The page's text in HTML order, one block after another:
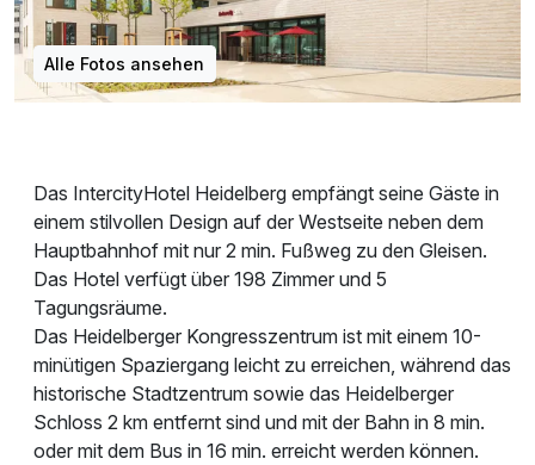
Alle Fotos ansehen
Das IntercityHotel Heidelberg empfängt seine Gäste in
einem stilvollen Design auf der Westseite neben dem
Hauptbahnhof mit nur 2 min. Fußweg zu den Gleisen.
Das Hotel verfügt über 198 Zimmer und 5
Tagungsräume.
Das Heidelberger Kongresszentrum ist mit einem 10-
minütigen Spaziergang leicht zu erreichen, während das
historische Stadtzentrum sowie das Heidelberger
Schloss 2 km entfernt sind und mit der Bahn in 8 min.
oder mit dem Bus in 16 min. erreicht werden können.